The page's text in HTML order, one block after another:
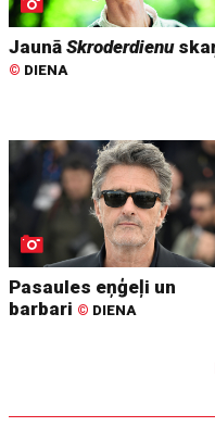
JaunāSkroderdienu
© DIENA
Pasaules eņģeļi un
barbari © DIENA